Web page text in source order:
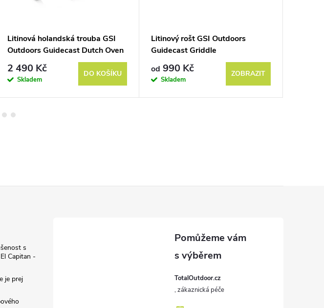
Litinová holandská trouba GSI
Outdoors Guidecast Dutch Oven
4,7 l
2 490 Kč
Skladem
DO KOŠÍKU
Litinový rošt GSI Outdoors
Guidecast Griddle
od 990 Kč
Skladem
ZOBRAZIT
s
Capitan -
je prej
TotalOutdoor.cz